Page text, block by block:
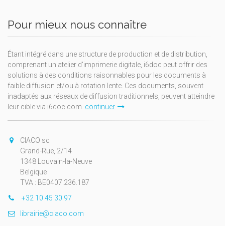
Pour mieux nous connaître
Étant intégré dans une structure de production et de distribution,
comprenant un atelier d'imprimerie digitale, i6doc peut offrir des
solutions à des conditions raisonnables pour les documents à
faible diffusion et/ou à rotation lente. Ces documents, souvent
inadaptés aux réseaux de diffusion traditionnels, peuvent atteindre
leur cible via i6doc.com. continuer
CIACO sc
Grand-Rue, 2/14
1348 Louvain-la-Neuve
Belgique
TVA : BE0407.236.187
+32 10 45 30 97
librairie@ciaco.com